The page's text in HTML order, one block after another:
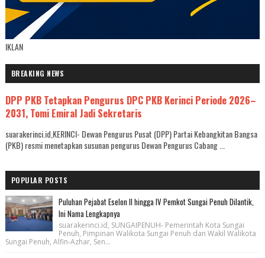
IKLAN
BREAKING NEWS
DPP PKB Tetapkan Pengurus DPC PKB Kerinci Periode 2026–
2031, Tomi Emiral Jadi Sekretaris
suarakerinci.id,KERINCI- Dewan Pengurus Pusat (DPP) Partai Kebangkitan Bangsa
(PKB) resmi menetapkan susunan pengurus Dewan Pengurus Cabang ...
POPULAR POSTS
Puluhan Pejabat Eselon II hingga IV Pemkot Sungai Penuh Dilantik,
Ini Nama Lengkapnya
suarakerinci.id, SUNGAIPENUH- Pemerintah Kota Sungai
Penuh, Pimpinan Walikota Sungai Penuh dan Wakil Walikota
Sungai Penuh, Alfin-Azhar, Sen...